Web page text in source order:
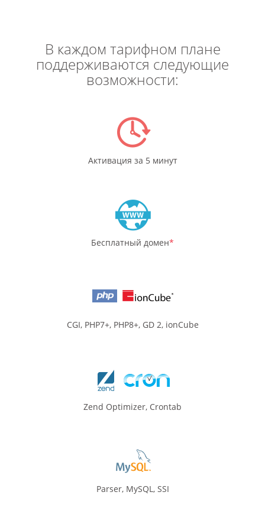
В каждом тарифном плане
поддерживаются следующие
возможности:
Активация за 5 минут
Бесплатный домен*
CGI, PHP7+, PHP8+, GD 2, ionCube
Zend Optimizer, Crontab
Parser, MySQL, SSI